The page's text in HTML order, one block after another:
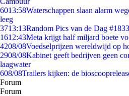
6013:58Waterschappen slaan alarm
leeg
3713:13Random Pics van de Dag #1833
1612:43Meta krijgt half miljard boete
4208/08Voedselprijzen wereldwijd op
2908/08Kabinet geeft bedrijven geen
laagwater
608/08Trailers kijken: de
Forum
Forum